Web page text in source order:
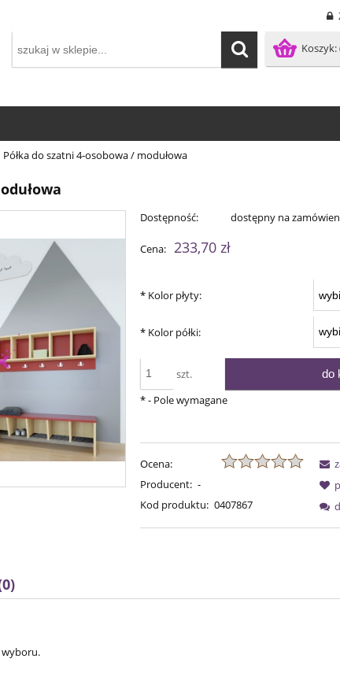
Koszyk:
Półka do szatni 4-osobowa / modułowa
Dostępność: dostępny na
Cena: 233,70 zł
* Kolor płyty:
* Kolor półki:
szt. do
*- Pole wymagane
Ocena:
Producent: -
Kod produktu: 0407867
wyboru.